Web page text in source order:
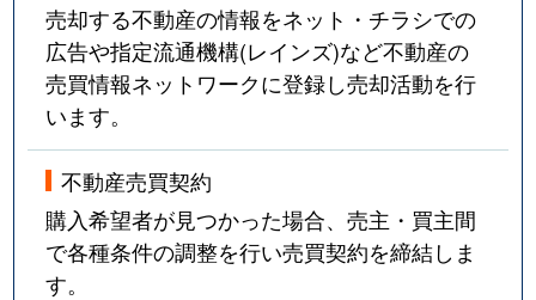
売却する不動産の情報をネット・チラシでの
広告や指定流通機構(レインズ)など不動産の
売買情報ネットワークに登録し売却活動を行
います。
不動産売買契約
購入希望者が見つかった場合、売主・買主間
で各種条件の調整を行い売買契約を締結しま
す。